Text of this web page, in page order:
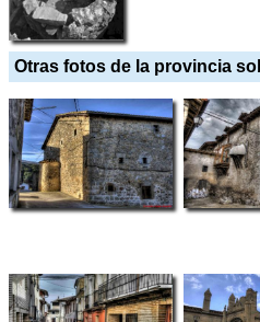
Otras fotos de la provincia